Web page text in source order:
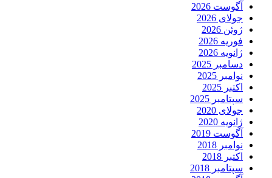
آگوست 2026
جولای 2026
ژوئن 2026
فوریه 2026
ژانویه 2026
دسامبر 2025
نوامبر 2025
اکتبر 2025
سپتامبر 2025
جولای 2020
ژانویه 2020
آگوست 2019
نوامبر 2018
اکتبر 2018
سپتامبر 2018